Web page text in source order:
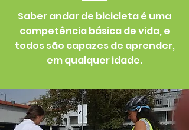
Saber andar de bicicleta é uma
competência básica de vida, e
todos são capazes de aprender,
em qualquer idade.